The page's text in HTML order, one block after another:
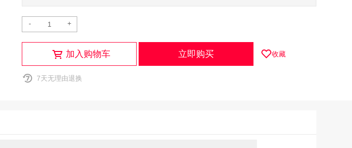
- +
加入购物车 立即购买 收藏
7天无理由退换